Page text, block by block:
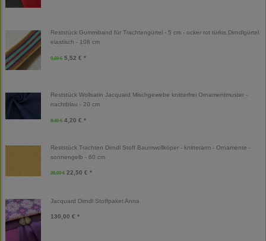
Reststück Gummiband für Trachtengürtel - 5 cm - ocker rot türkis Dirndlgürtel
elastisch - 108 cm
9,20 € 5,52 € *
Reststück Wollsatin Jacquard Mischgewebe knitterfrei Ornamentmuster -
nachtblau - 20 cm
8,40 € 4,20 € *
Reststück Trachten Dirndl Stoff Baumwollköper - knitterarm - Ornamente -
sonnengelb - 60 cm
25,00 € 22,50 € *
Jacquard Dirndl Stoffpaket Anna
130,00 € *